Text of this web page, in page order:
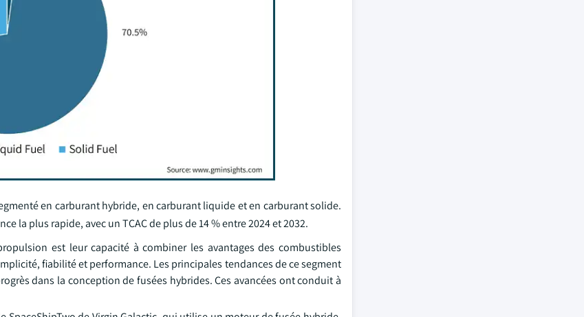
en carburant hybride, en carburant liquide et en carburant solide.
la plus rapide, avec un TCAC de plus de 14 % entre 2024 et 2032.
est leur capacité à combiner les avantages des combustibles
fiabilité et performance. Les principales tendances de ce segment
dans la conception de fusées hybrides. Ces avancées ont conduit à